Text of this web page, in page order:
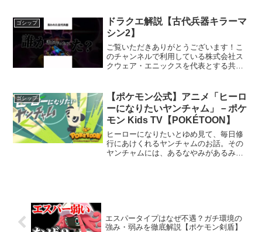
の感想や皆さんの意見などコメントで教
えてくださいおすす...
ゴシップ
ドラクエ解説【古代兵器キラーマ
シン2】
ご覧いただきありがとうございます！こ
のチャンネルで利用している株式会社ス
クウェア・エニックスを代表とする共同
PROJECT/BIRD STUDIO/SPIKE
CHUN...
ゴシップ
【ポケモン公式】アニメ「ヒーロ
ーになりたいヤンチャム」－ポケ
モン Kids TV【POKÉTOON】
ヒーローになりたいとゆめ見て、毎日修
行にあけくれるヤンチャムのお話。その
ヤンチャムには、あるなやみがあるみた
エスパータイプはなぜ不遇？ガチ環境の
強み・弱みを徹底解説【ポケモン剣盾】